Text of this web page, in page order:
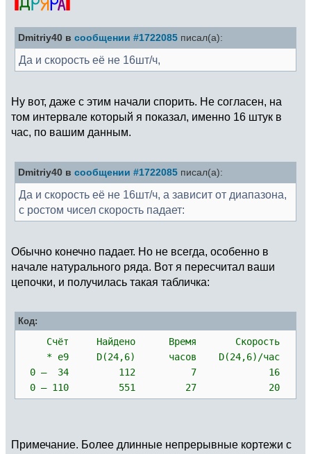
Dmitriy40 в сообщении #1722085 писал(а):
Да и скорость её не 16шт/ч,
Ну вот, даже с этим начали спорить. Не согласен, на
том интервале который я показал, именно 16 штук в
час, по вашим данным.
Dmitriy40 в сообщении #1722085 писал(а):
Да и скорость её не 16шт/ч, а зависит от диапазона,
с ростом чисел скорость падает:
Обычно конечно падает. Но не всегда, особенно в
начале натурального ряда. Вот я пересчитал ваши
цепочки, и получилась такая табличка:
Код:
Счёт Найдено Время Скорость
* e9 D(24,6) часов D(24,6)/час
0 — 34 112 7 16
0 — 110 551 27 20
Примечание. Более длинные непрерывные кортежи с